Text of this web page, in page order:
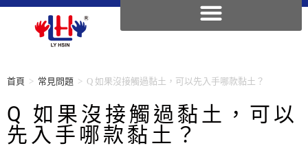
首頁 > 常見問題 > Q 如果沒接觸過黏土，可以先入手哪款黏土？
Q 如果沒接觸過黏土，可以
先入手哪款黏土？